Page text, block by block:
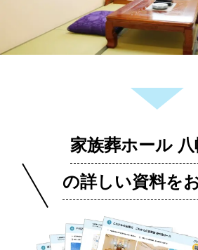
家族葬ホール
の詳しい資料を